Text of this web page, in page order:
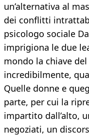
un’alternativa al
dei conflitti
psicologo sociale
imprigiona le due
mondo la chiave
incredibilmente,
Quelle donne e
parte, per cui la
impartito dall’alto,
negoziati, un